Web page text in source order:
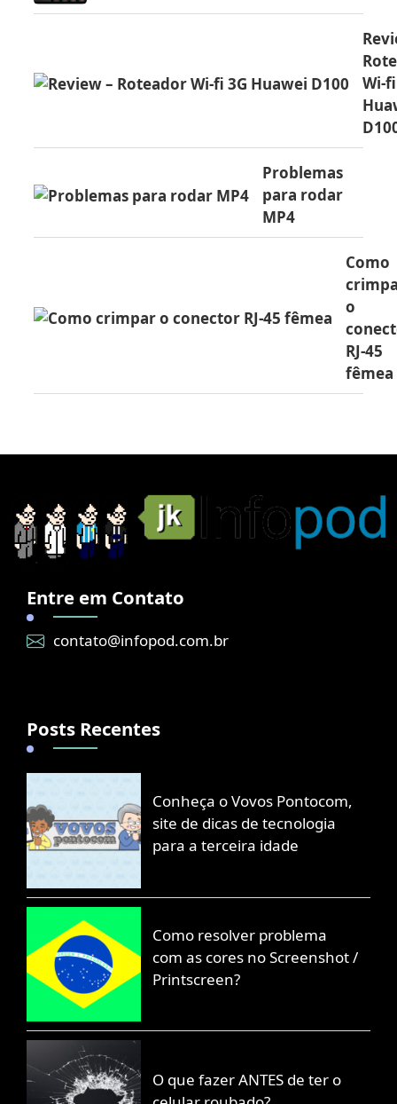
Wi-
Problemas
para rodar
MP4
Como
o
RJ-45
fêmea
Entre em Contato
contato@infopod.com.br
Posts Recentes
Conheça o Vovos Pontocom,
site de dicas de tecnologia
para a terceira idade
Como resolver problema
com as cores no Screenshot /
Printscreen?
O que fazer ANTES de ter o